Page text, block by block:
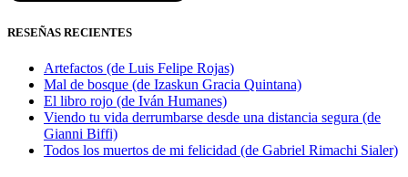
RESEÑAS RECIENTES
Artefactos (de Luis Felipe Rojas)
Mal de bosque (de Izaskun Gracia Quintana)
El libro rojo (de Iván Humanes)
Viendo tu vida derrumbarse desde una distancia segura (de
Gianni Biffi)
Todos los muertos de mi felicidad (de Gabriel Rimachi Sialer)